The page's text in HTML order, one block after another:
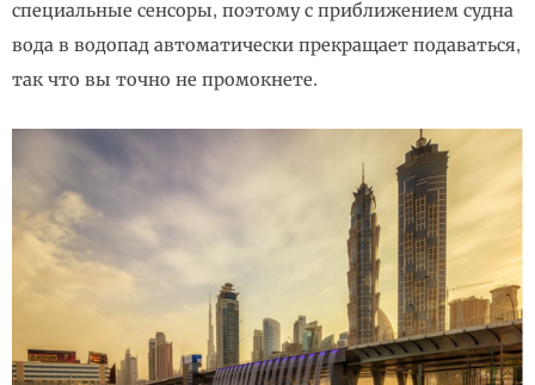
специальные сенсоры, поэтому с приближением судна
вода в водопад автоматически прекращает подаваться,
так что вы точно не промокнете.